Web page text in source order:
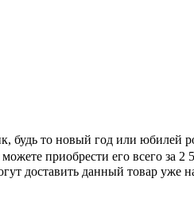
будь то новый год или
приобрести его всего за 2
доставить данный товар уже